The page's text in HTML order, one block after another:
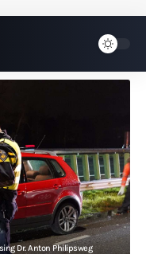
Dr. Anton Philipsweg